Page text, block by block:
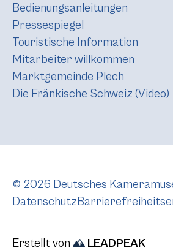
Bedienungsanleitungen
Pressespiegel
Touristische Information
Mitarbeiter willkommen
Marktgemeinde Plech
Die Fränkische Schweiz (Video)
© 2026 Deutsches
Datenschutz
Erstellt von LEADPEAK